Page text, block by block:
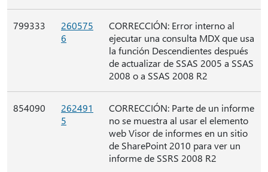
799333
260575
6
CORRECCIÓN: Error interno al
ejecutar una consulta MDX que usa
la función Descendientes después
de actualizar de SSAS 2005 a SSAS
2008 o a SSAS 2008 R2
854090
262491
5
CORRECCIÓN: Parte de un informe
no se muestra al usar el elemento
web Visor de informes en un sitio
de SharePoint 2010 para ver un
informe de SSRS 2008 R2